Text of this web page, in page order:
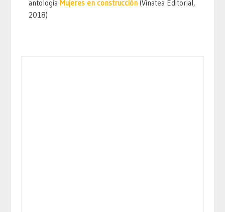
antología Mujeres en construcción (Vinatea Editorial,
2018)